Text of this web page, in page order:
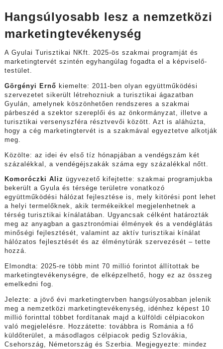
Hangsúlyosabb lesz a nemzetközi
marketingtevékenység
A Gyulai Turisztikai NKft. 2025-ös szakmai programját és
marketingtervét szintén egyhangúlag fogadta el a képviselő-
testület.
Görgényi Ernő kiemelte: 2011-ben olyan együttműködési
szervezetet sikerült létrehozniuk a turisztikai ágazatban
Gyulán, amelynek köszönhetően rendszeres a szakmai
párbeszéd a szektor szereplői és az önkormányzat, illetve a
turisztikai versenyszféra résztvevői között. Azt is aláhúzta,
hogy a cég marketingtervét is a szakmával egyeztetve alkotják
meg.
Közölte: az idei év első tíz hónapjában a vendégszám két
százalékkal, a vendégéjszakák száma egy százalékkal nőtt.
Komoróczki Aliz ügyvezető kifejtette: szakmai programjukba
bekerült a Gyula és térsége területre vonatkozó
együttműködési hálózat fejlesztése is, mely kitörési pont lehet
a helyi termelőknek, akik termékeikkel megjelenhetnek a
térség turisztikai kínálatában. Ugyancsak célként határozták
meg az anyagban a gasztronómiai élmények és a vendéglátás
minőségi fejlesztését, valamint az aktív turisztikai kínálat
hálózatos fejlesztését és az élménytúrák szervezését – tette
hozzá.
Elmondta: 2025-re több mint 70 millió forintot állítottak be
marketingtevékenységre, de elképzelhető, hogy ez az összeg
emelkedni fog.
Jelezte: a jövő évi marketingtervben hangsúlyosabban jelenik
meg a nemzetközi marketingtevékenység, idénhez képest 10
millió forinttal többet fordítanak majd a külföldi célpiacokon
való megjelelésre. Hozzátette: továbbra is Románia a fő
küldőterület, a másodlagos célpiacok pedig Szlovákia,
Csehország, Németország és Szerbia. Megjegyezte: mindez